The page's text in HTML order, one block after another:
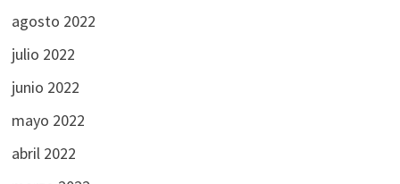
agosto 2022
julio 2022
junio 2022
mayo 2022
abril 2022